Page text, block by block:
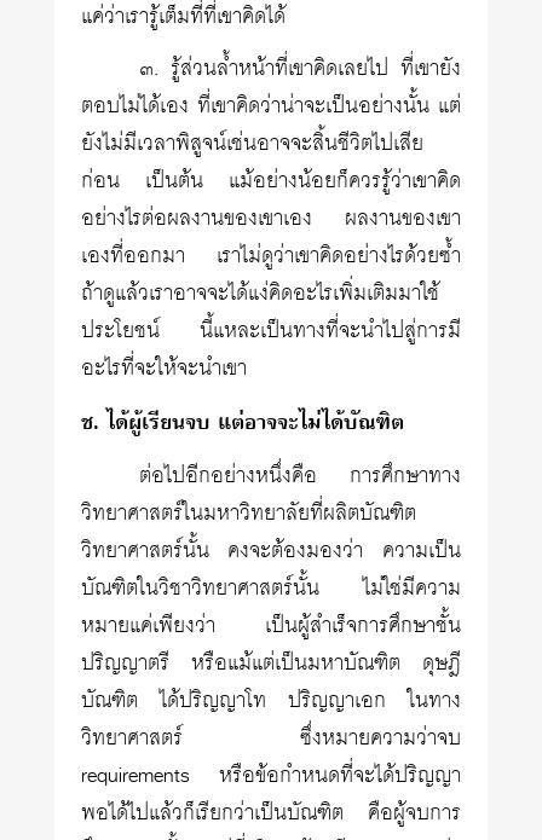
แค่ว่าเรารู้เต็มที่ที่เขาคิดได้
๓. รู้ส่วนล้ำหน้าที่เขาคิดเลยไป ที่เขายัง
ตอบไม่ได้เอง ที่เขาคิดว่าน่าจะเป็นอย่างนั้น แต่
ยังไม่มีเวลาพิสูจน์เช่นอาจจะสิ้นชีวิตไปเสีย
ก่อน เป็นต้น แม้อย่างน้อยก็ควรรู้ว่าเขาคิด
อย่างไรต่อผลงานของเขาเอง ผลงานของเขา
เองที่ออกมา เราไม่ดูว่าเขาคิดอย่างไรด้วยซ้ำ
ถ้าดูแล้วเราอาจจะได้แง่คิดอะไรเพิ่มเติมมาใช้
ประโยชน์ นี้แหละเป็นทางที่จะนำไปสู่การมี
อะไรที่จะให้จะนำเขา
ช. ได้ผู้เรียนจบ แต่อาจจะไม่ได้บัณฑิต
ต่อไปอีกอย่างหนึ่งคือ การศึกษาทาง
วิทยาศาสตร์ในมหาวิทยาลัยที่ผลิตบัณฑิต
วิทยาศาสตร์นั้น คงจะต้องมองว่า ความเป็น
บัณฑิตในวิชาวิทยาศาสตร์นั้น ไม่ใช่มีความ
หมายแค่เพียงว่า เป็นผู้สำเร็จการศึกษาชั้น
ปริญญาตรี หรือแม้แต่เป็นมหาบัณฑิต ดุษฎี
บัณฑิต ได้ปริญญาโท ปริญญาเอก ในทาง
วิทยาศาสตร์ ซึ่งหมายความว่าจบ
requirements หรือข้อกำหนดที่จะได้ปริญญา
พอได้ไปแล้วก็เรียกว่าเป็นบัณฑิต คือผู้จบการ